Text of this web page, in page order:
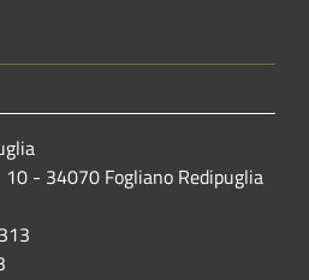
- 34070 Fogliano Redipuglia